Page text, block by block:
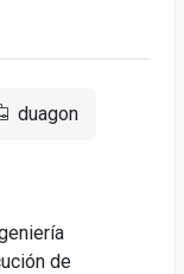
duagon
de